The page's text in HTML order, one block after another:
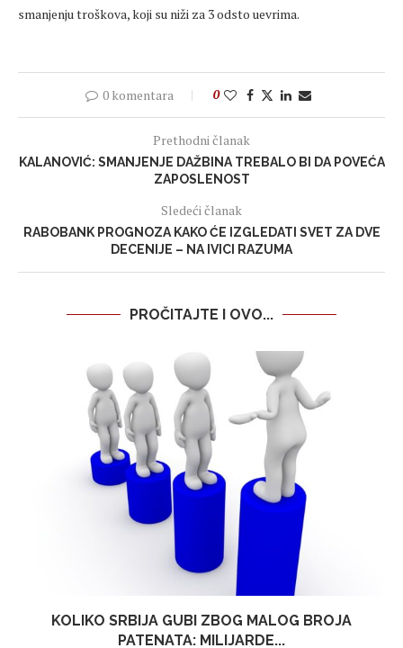
smanjenju troškova, koji su niži za 3 odsto uevrima.
0 komentara 0
Prethodni članak
KALANOVIĆ: SMANJENJE DAŽBINA TREBALO BI DA POVEĆA
ZAPOSLENOST
Sledeći članak
RABOBANK PROGNOZA KAKO ĆE IZGLEDATI SVET ZA DVE
DECENIJE – NA IVICI RAZUMA
PROČITAJTE I OVO...
KOLIKO SRBIJA GUBI ZBOG MALOG BROJA
PATENATA: MILIJARDE...